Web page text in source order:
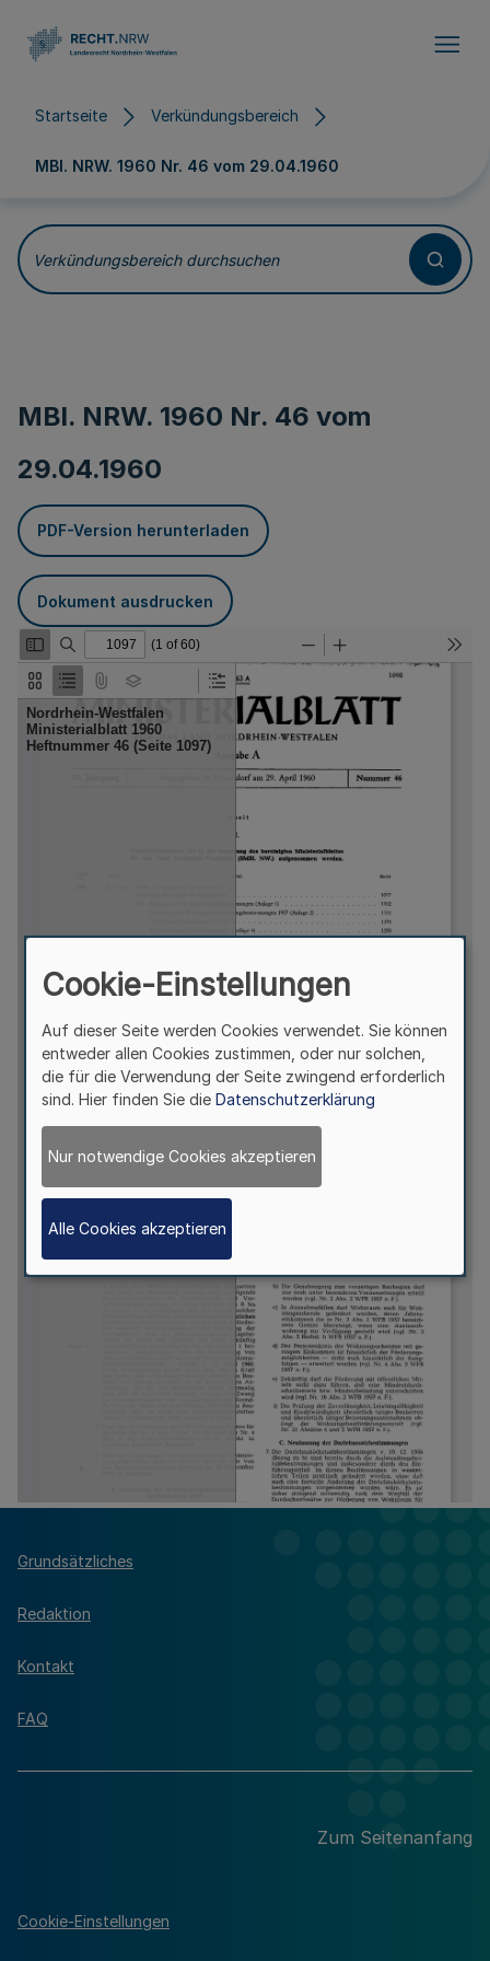
Startseite Verkündungsbereich
MBl. NRW. 1960 Nr. 46 vom 29.04.1960
Verkündungsbereich durchsuchen
MBl. NRW. 1960 Nr. 46 vom
29.04.1960
PDF-Version herunterladen
Dokument ausdrucken
Grundsätzliches
Redaktion
Kontakt
FAQ
Zum Seitenanfang
Cookie-Einstellungen
Cookie-Einstellungen
Auf dieser Seite werden Cookies verwendet. Sie können
entweder allen Cookies zustimmen, oder nur solchen,
die für die Verwendung der Seite zwingend erforderlich
sind. Hier finden Sie die Datenschutzerklärung
Nur notwendige Cookies akzeptieren
Alle Cookies akzeptieren